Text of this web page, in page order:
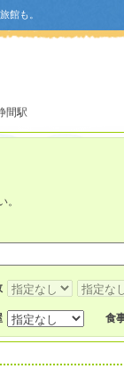
館も。
間駅
。
食